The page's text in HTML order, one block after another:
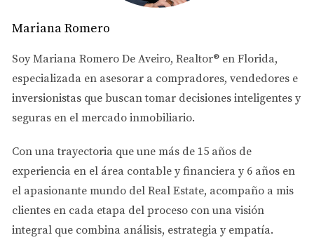
piscinas y áreas comunes. Además, vivir en un
condominio puede facilitar el acceso a tiendas y
restaurantes locales.
3. Propiedades Comerciales
Doral también alberga una variedad de propiedades
comerciales, desde oficinas hasta locales comerciales.
Esta área ha visto un crecimiento significativo en
negocios debido a su ubicación estratégica cerca del
Aeropuerto Internacional de Miami. Los inversores
encuentran aquí oportunidades atractivas para
establecer sus empresas.
Mariana Romero
Soy Mariana Romero De Aveiro, Realtor® en Florida,
especializada en asesorar a compradores, vendedores e
inversionistas que buscan tomar decisiones inteligentes y
seguras en el mercado inmobiliario.
Con una trayectoria que une más de 15 años de
experiencia en el área contable y financiera y 6 años en
el apasionante mundo del Real Estate, acompaño a mis
clientes en cada etapa del proceso con una visión
integral que combina análisis, estrategia y empatía.